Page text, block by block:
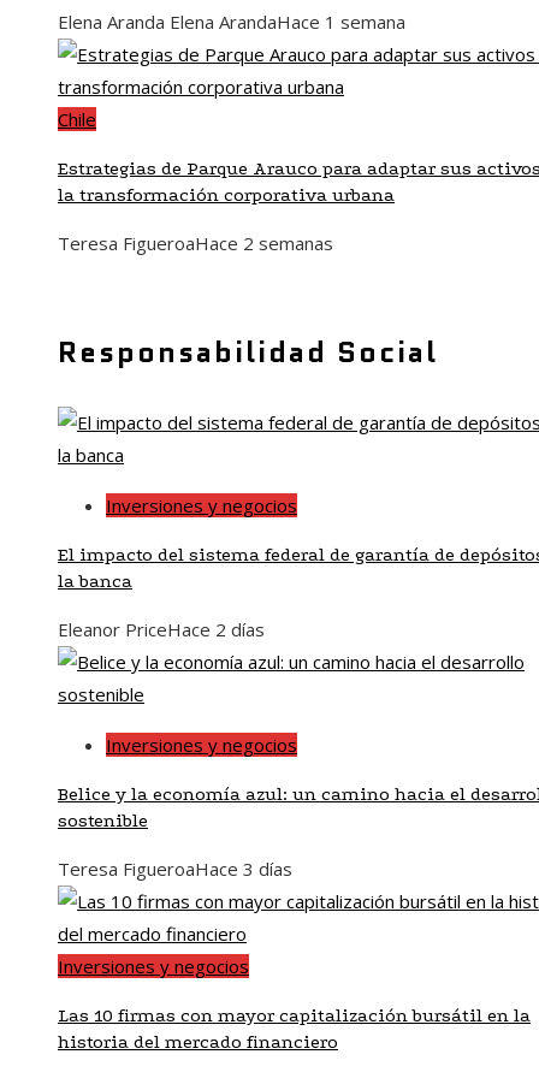
Elena Aranda Elena ArandaHace 1 semana
Chile
Estrategias de Parque Arauco para adaptar sus
la transformación corporativa urbana
Teresa FigueroaHace 2 semanas
Responsabilidad Social
Inversiones y negocios
El impacto del sistema federal de garantía de
la banca
Eleanor PriceHace 2 días
Inversiones y negocios
Belice y la economía azul: un camino hacia el
sostenible
Teresa FigueroaHace 3 días
Inversiones y negocios
Las 10 firmas con mayor capitalización bursátil en la
historia del mercado financiero